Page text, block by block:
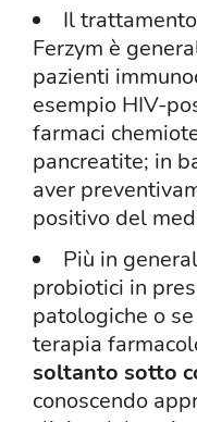
Il
Ferzym è
pazienti
esempio HIV-
farmaci
pancreatite; in
aver
positivo del
Più in
probiotici in
patologiche o
terapia
soltanto sotto
conoscendo